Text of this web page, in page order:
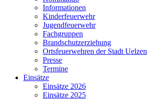
Informationen
Kinderfeuerwehr
Jugendfeuerwehr
Fachgruppen
Brandschutzerziehung
Ortsfeuerwehren der Stadt Uelzen
Presse
Termine
Einsätze
Einsätze 2026
Einsätze 2025